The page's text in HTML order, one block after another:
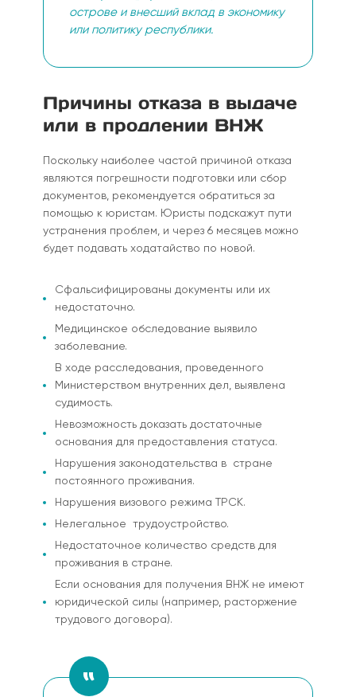
острове и внесший вклад в экономику
или политику республики.
Причины отказа в выдаче
или в продлении ВНЖ
Поскольку наиболее частой причиной отказа
являются погрешности подготовки или сбор
документов, рекомендуется обратиться за
помощью к юристам. Юристы подскажут пути
устранения проблем, и через 6 месяцев можно
будет подавать ходатайство по новой.
Сфальсифицированы документы или их
недостаточно.
Медицинское обследование выявило
заболевание.
В ходе расследования, проведенного
Министерством внутренних дел, выявлена
судимость.
Невозможность доказать достаточные
основания для предоставления статуса.
Нарушения законодательства в стране
постоянного проживания.
Нарушения визового режима ТРСК.
Нелегальное трудоустройство.
Недостаточное количество средств для
проживания в стране.
Если основания для получения ВНЖ не имеют
юридической силы (например, расторжение
трудового договора).